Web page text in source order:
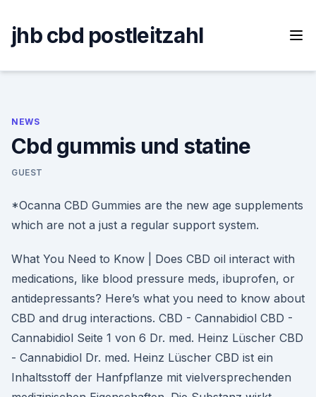
content
jhb cbd postleitzahl
NEWS
Cbd gummis und statine
GUEST
*Ocanna CBD Gummies are the new age supplements
which are not a just a regular support system.
What You Need to Know | Does CBD oil interact with
medications, like blood pressure meds, ibuprofen, or
antidepressants? Here’s what you need to know about
CBD and drug interactions. CBD - Cannabidiol CBD -
Cannabidiol Seite 1 von 6 Dr. med. Heinz Lüscher CBD
- Cannabidiol Dr. med. Heinz Lüscher CBD ist ein
Inhaltsstoff der Hanfpflanze mit vielversprechenden